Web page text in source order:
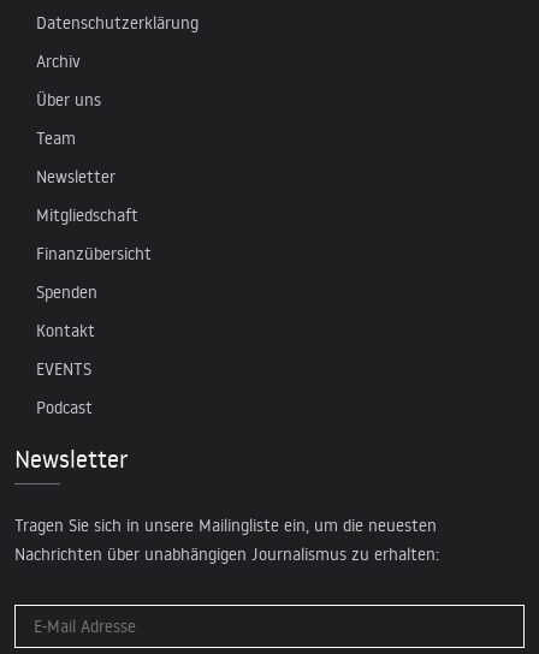
Datenschutzerklärung
Archiv
Über uns
Team
Newsletter
Mitgliedschaft
Finanzübersicht
Spenden
Kontakt
EVENTS
Podcast
Newsletter
Tragen Sie sich in unsere Mailingliste ein, um die neuesten
Nachrichten über unabhängigen Journalismus zu erhalten: